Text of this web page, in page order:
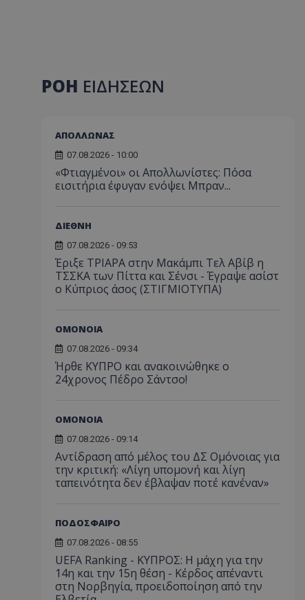
ΡΟΗ ΕΙΔΗΣΕΩΝ
ΑΠΟΛΛΩΝΑΣ
07.08.2026 - 10:00
«Φτιαγμένοι» οι Απολλωνίστες: Πόσα
εισιτήρια έφυγαν ενόψει Μπραν...
ΔΙΕΘΝΗ
07.08.2026 - 09:53
Έριξε ΤΡΙΑΡΑ στην Μακάμπι Τελ Αβίβ η
ΤΣΣΚΑ των Πίττα και Σένσι - Έγραψε ασίστ
ο Κύπριος άσος (ΣΤΙΓΜΙΟΤΥΠΑ)
ΟΜΟΝΟΙΑ
07.08.2026 - 09:34
Ήρθε ΚΥΠΡΟ και ανακοινώθηκε ο
24χρονος Πέδρο Σάντσο!
ΟΜΟΝΟΙΑ
07.08.2026 - 09:14
Αντίδραση από μέλος του ΔΣ Ομόνοιας για
την κριτική: «Λίγη υπομονή και λίγη
ταπεινότητα δεν έβλαψαν ποτέ κανέναν»
ΠΟΔΟΣΦΑΙΡΟ
07.08.2026 - 08:55
UEFA Ranking - ΚΥΠΡΟΣ: Η μάχη για την
14η και την 15η θέση - Κέρδος απέναντι
στη Νορβηγία, προειδοποίηση από την